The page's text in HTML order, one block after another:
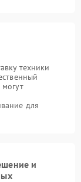
техники
для
и